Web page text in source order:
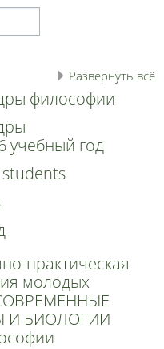
Развернуть всё
философии
учебный год
практическая
молодых
И БИОЛОГИИ